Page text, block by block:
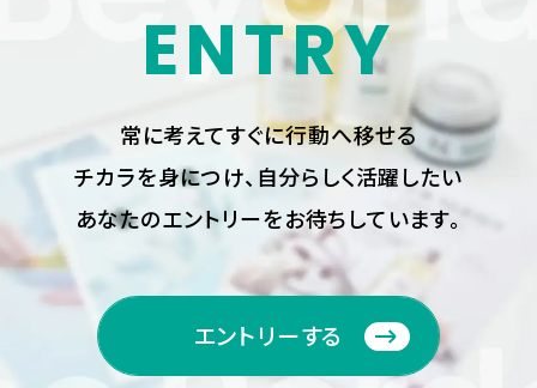
ENTRY
常に考えてすぐに行動へ移せる
チカラを身につけ、 自分らしく活躍したい
あなたのエントリーをお待ちしています。
エントリーする
エントリーする